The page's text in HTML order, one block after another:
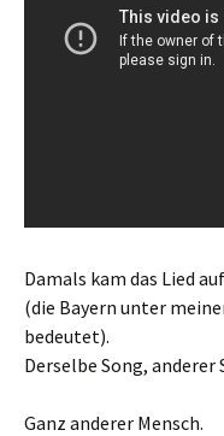
Damals kam das Lied
(die Bayern unter
bedeutet).
Derselbe Song, anderer
Ganz anderer Mensch.